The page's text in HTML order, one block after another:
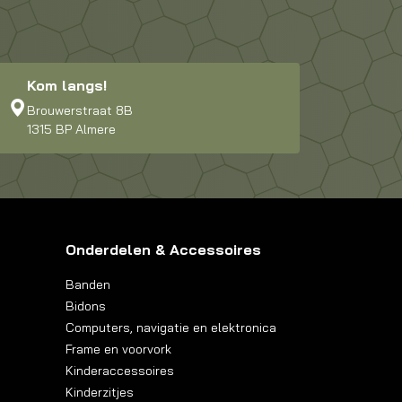
Kom langs!
Brouwerstraat 8B
1315 BP Almere
Onderdelen & Accessoires
Banden
Bidons
Computers, navigatie en elektronica
Frame en voorvork
Kinderaccessoires
Kinderzitjes